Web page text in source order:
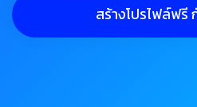
สร้างโปรไฟล์ฟรี